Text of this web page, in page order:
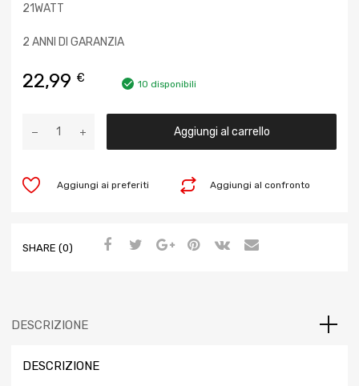
21WATT
2 ANNI DI GARANZIA
22,99 € 10 disponibili
Aggiungi al carrello
Aggiungi al confronto
Aggiungi ai preferiti
SHARE (0)
DESCRIZIONE
DESCRIZIONE